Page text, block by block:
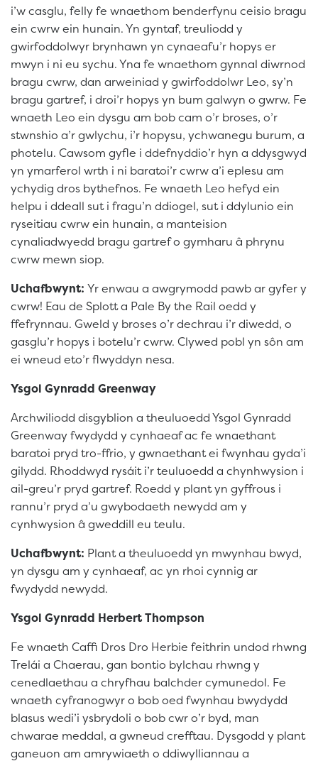
i’w casglu, felly fe wnaethom benderfynu ceisio bragu
ein cwrw ein hunain. Yn gyntaf, treuliodd y
gwirfoddolwyr brynhawn yn cynaeafu’r hopys er
mwyn i ni eu sychu. Yna fe wnaethom gynnal diwrnod
bragu cwrw, dan arweiniad y gwirfoddolwr Leo, sy’n
bragu gartref, i droi’r hopys yn bum galwyn o gwrw. Fe
wnaeth Leo ein dysgu am bob cam o’r broses, o’r
stwnshio a’r gwlychu, i’r hopysu, ychwanegu burum, a
photelu. Cawsom gyfle i ddefnyddio’r hyn a ddysgwyd
yn ymarferol wrth i ni baratoi’r cwrw a’i eplesu am
ychydig dros bythefnos. Fe wnaeth Leo hefyd ein
helpu i ddeall sut i fragu’n ddiogel, sut i ddylunio ein
ryseitiau cwrw ein hunain, a manteision
cynaliadwyedd bragu gartref o gymharu â phrynu
cwrw mewn siop.
Uchafbwynt: Yr enwau a awgrymodd pawb ar gyfer y
cwrw! Eau de Splott a Pale By the Rail oedd y
ffefrynnau. Gweld y broses o’r dechrau i’r diwedd, o
gasglu’r hopys i botelu’r cwrw. Clywed pobl yn sôn am
ei wneud eto’r flwyddyn nesa.
Ysgol Gynradd Greenway
Archwiliodd disgyblion a theuluoedd Ysgol Gynradd
Greenway fwydydd y cynhaeaf ac fe wnaethant
baratoi pryd tro-ffrio, y gwnaethant ei fwynhau gyda’i
gilydd. Rhoddwyd rysáit i’r teuluoedd a chynhwysion i
ail-greu’r pryd gartref. Roedd y plant yn gyffrous i
rannu’r pryd a’u gwybodaeth newydd am y
cynhwysion â gweddill eu teulu.
Uchafbwynt: Plant a theuluoedd yn mwynhau bwyd,
yn dysgu am y cynhaeaf, ac yn rhoi cynnig ar
fwydydd newydd.
Ysgol Gynradd Herbert Thompson
Fe wnaeth Caffi Dros Dro Herbie feithrin undod rhwng
Trelái a Chaerau, gan bontio bylchau rhwng y
cenedlaethau a chryfhau balchder cymunedol. Fe
wnaeth cyfranogwyr o bob oed fwynhau bwydydd
blasus wedi’i ysbrydoli o bob cwr o’r byd, man
chwarae meddal, a gwneud crefftau. Dysgodd y plant
ganeuon am amrywiaeth o ddiwylliannau a